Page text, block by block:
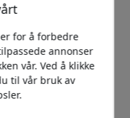
for å forbedre
annonser
vår. Ved å klikke
til vår bruk av